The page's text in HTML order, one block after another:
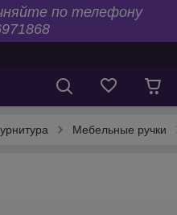
по телефону
Мебельные ручки